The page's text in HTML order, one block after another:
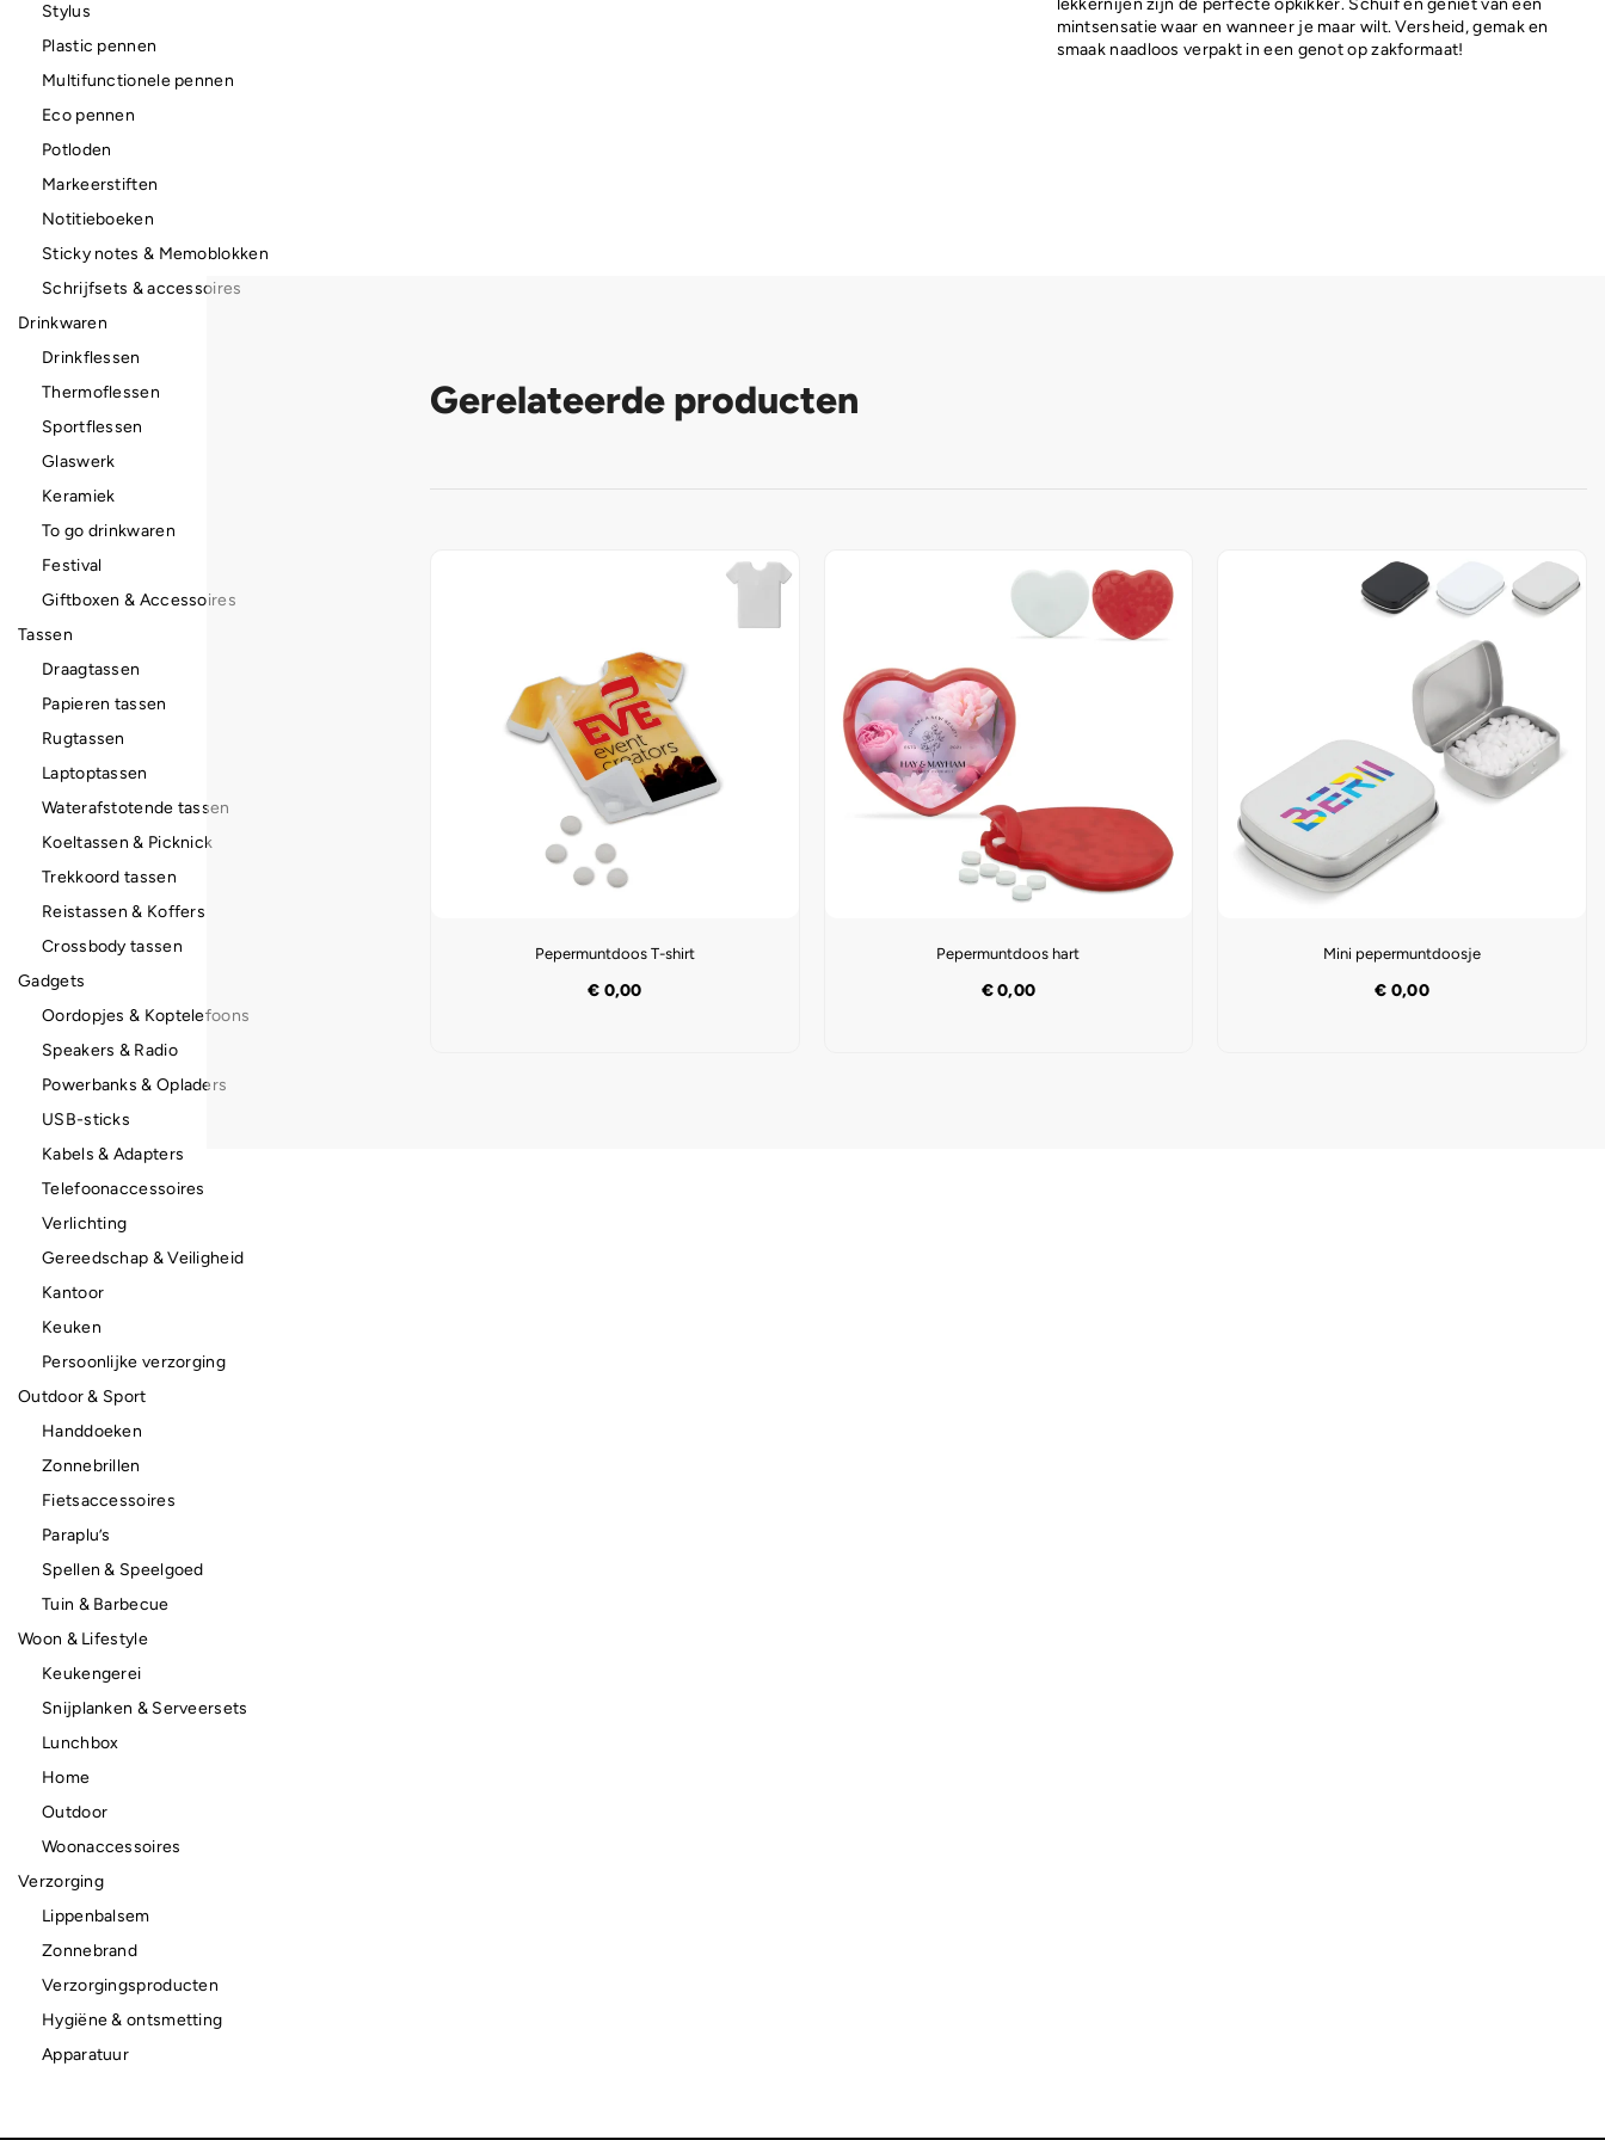
lekkernijen zijn de perfecte opkikker. Schuif en geniet van een
mintsensatie waar en wanneer je maar wilt. Versheid, gemak en
smaak naadloos verpakt in een genot op zakformaat!
Gerelateerde producten
Pepermuntdoos T-shirt
€ 0,00
Pepermuntdoos hart
€0,00
Mini pepermuntdoosje
€ 0,00
Stylus
Plastic pennen
Multifunctionele pennen
Eco pennen
Potloden
Markeerstiften
Notitieboeken
Sticky notes & Memoblokken
Schrijfsets & accessoires
Drinkwaren
Drinkflessen
Thermoflessen
Sportflessen
Glaswerk
Keramiek
To go drinkwaren
Festival
Giftboxen & Accessoires
Tassen
Draagtassen
Papieren tassen
Rugtassen
Laptoptassen
Waterafstotende tassen
Koeltassen & Picknick
Trekkoord tassen
Reistassen & Koffers
Crossbody tassen
Gadgets
Oordopjes & Koptelefoons
Speakers & Radio
Powerbanks & Opladers
USB-sticks
Kabels & Adapters
Telefoonaccessoires
Verlichting
Gereedschap & Veiligheid
Kantoor
Keuken
Persoonlijke verzorging
Outdoor & Sport
Handdoeken
Zonnebrillen
Fietsaccessoires
Paraplu’s
Spellen & Speelgoed
Tuin & Barbecue
Woon & Lifestyle
Keukengerei
Snijplanken & Serveersets
Lunchbox
Home
Outdoor
Woonaccessoires
Verzorging
Lippenbalsem
Zonnebrand
Verzorgingsproducten
Hygiëne & ontsmetting
Apparatuur